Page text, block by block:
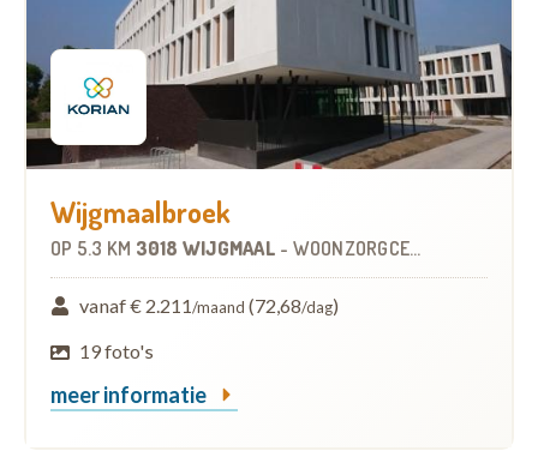
Wijgmaalbroek
OP 5.3 KM 3018 WIJGMAAL - WOONZORGCENTRUM (WZC)
vanaf € 2.211/maand (72,68/dag)
19 foto's
meer informatie